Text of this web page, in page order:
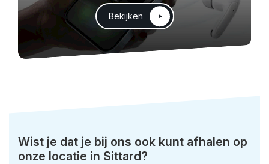
Bekijken
Wist je dat je bij ons ook kunt afhalen op
onze locatie in Sittard?